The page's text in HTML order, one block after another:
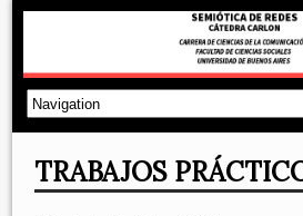
TRABAJOS